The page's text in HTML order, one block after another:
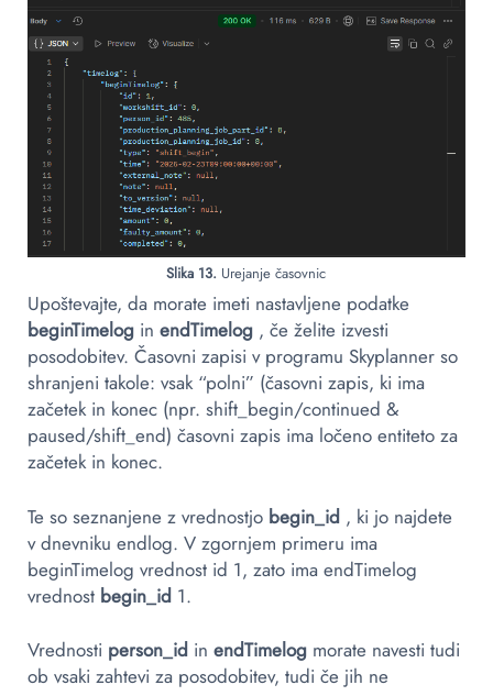
Slika 13. Urejanje časovnic
Upoštevajte, da morate imeti nastavljene podatke
beginTimelog in endTimelog , če želite izvesti
posodobitev. Časovni zapisi v programu Skyplanner so
shranjeni takole: vsak “polni” (časovni zapis, ki ima
začetek in konec (npr. shift_begin/continued &
paused/shift_end) časovni zapis ima ločeno entiteto za
začetek in konec.
Te so seznanjene z vrednostjo begin_id , ki jo najdete
v dnevniku endlog. V zgornjem primeru ima
beginTimelog vrednost id 1, zato ima endTimelog
vrednost begin_id 1.
Vrednosti person_id in endTimelog morate navesti tudi
ob vsaki zahtevi za posodobitev, tudi če jih ne